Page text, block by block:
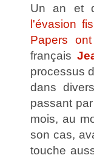
Un an et
l'évasion
Papers
français
processus
dans
passant
mois, au
son cas,
touche